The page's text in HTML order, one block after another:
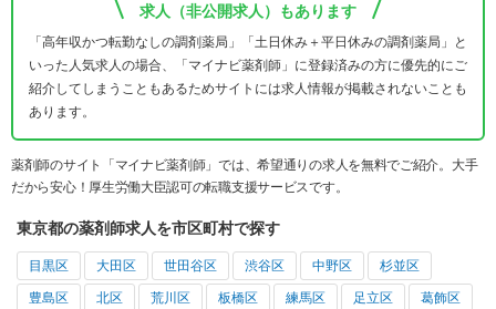
求人（非公開求人）もあります
「高年収かつ転勤なしの調剤薬局」「土日休み＋平日休みの調剤薬局」と
いった人気求人の場合、「マイナビ薬剤師」に登録済みの方に優先的にご
紹介してしまうこともあるためサイトには求人情報が掲載されないことも
あります。
薬剤師のサイト「マイナビ薬剤師」では、希望通りの求人を無料でご紹介。大手
だから安心！厚生労働大臣認可の転職支援サービスです。
東京都の薬剤師求人を市区町村で探す
目黒区 大田区 世田谷区 渋谷区 中野区 杉並区
豊島区 北区 荒川区 板橋区 練馬区 足立区 葛飾区